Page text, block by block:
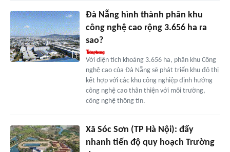
Đà Nẵng hình thành phân khu
công nghệ cao rộng 3.656 ha ra
sao?
Với diện tích khoảng 3.656 ha, phân khu Công
nghệ cao của Đà Nẵng sẽ phát triển khu đô thị
kết hợp với các khu công nghiệp định hướng
công nghệ cao thân thiện với môi trường,
công nghệ thông tin.
Xã Sóc Sơn (TP Hà Nội): đẩy
nhanh tiến độ quy hoạch Trường